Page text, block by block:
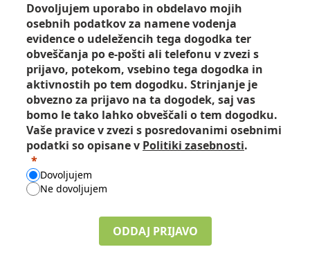
Dovoljujem uporabo in obdelavo mojih
osebnih podatkov za namene vodenja
evidence o udeležencih tega dogodka ter
obveščanja po e-pošti ali telefonu v zvezi s
prijavo, potekom, vsebino tega dogodka in
aktivnostih po tem dogodku. Strinjanje je
obvezno za prijavo na ta dogodek, saj vas
bomo le tako lahko obveščali o tem dogodku.
Vaše pravice v zvezi s posredovanimi osebnimi
podatki so opisane v Politiki zasebnosti.
Dovoljujem
Ne dovoljujem
ODDAJ PRIJAVO